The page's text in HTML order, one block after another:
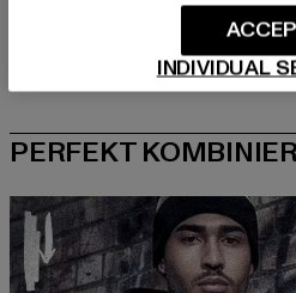
PERFEKT
INDIVIDUAL